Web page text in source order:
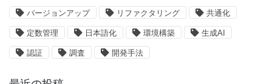
バージョンアップ リファクタリング 共通化
定数管理 日本語化 環境構築 生成AI
認証 調査 開発手法